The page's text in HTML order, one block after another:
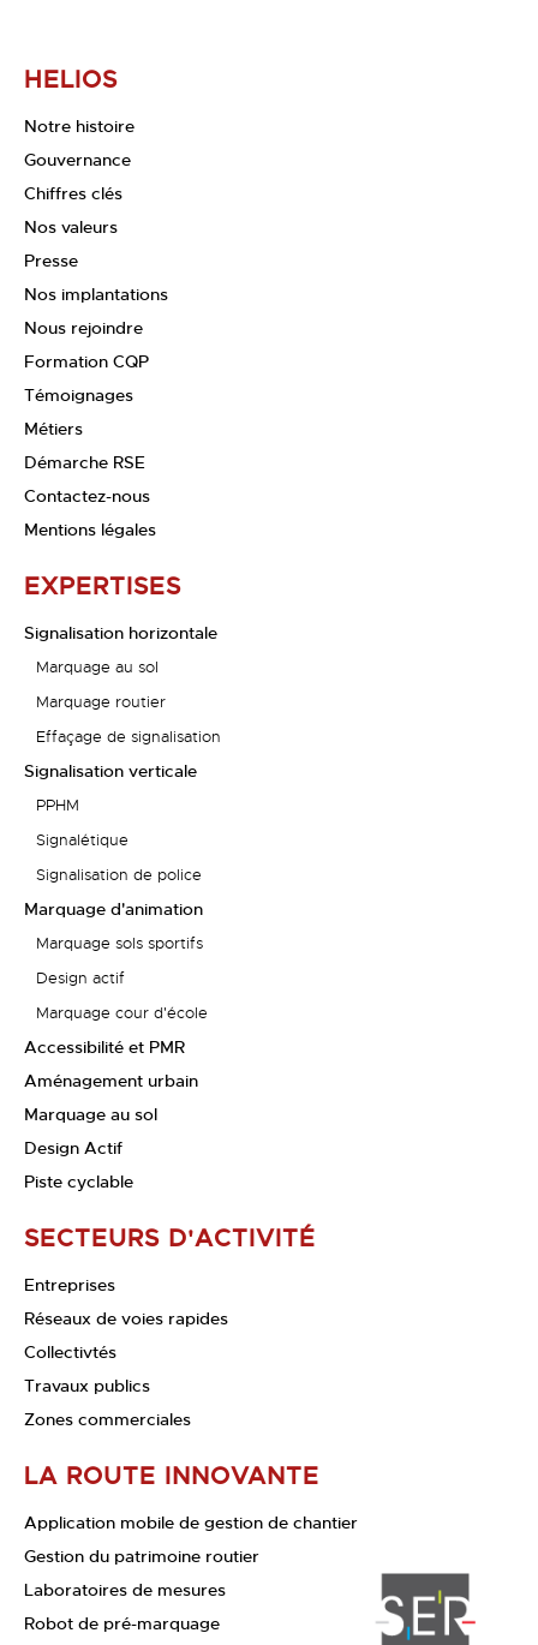
HELIOS
Notre histoire
Gouvernance
Chiffres clés
Nos valeurs
Presse
Nos implantations
Nous rejoindre
Formation CQP
Témoignages
Métiers
Démarche RSE
Contactez-nous
Mentions légales
EXPERTISES
Signalisation horizontale
Marquage au sol
Marquage routier
Effaçage de signalisation
Signalisation verticale
PPHM
Signalétique
Signalisation de police
Marquage d'animation
Marquage sols sportifs
Design actif
Marquage cour d'école
Accessibilité et PMR
Aménagement urbain
Marquage au sol
Design Actif
Piste cyclable
SECTEURS D'ACTIVITÉ
Entreprises
Réseaux de voies rapides
Collectivtés
Travaux publics
Zones commerciales
LA ROUTE INNOVANTE
Application mobile de gestion de chantier
Gestion du patrimoine routier
Laboratoires de mesures
Robot de pré-marquage